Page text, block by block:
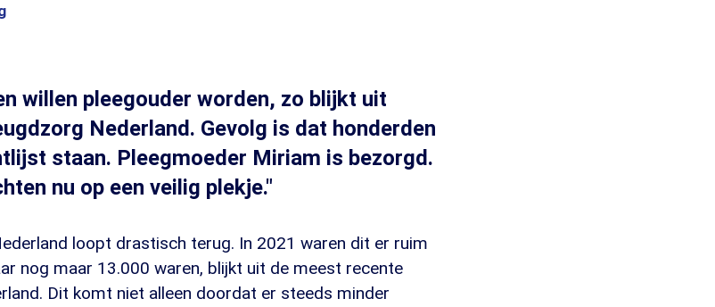
willen pleegouder worden, zo blijkt uit
Nederland. Gevolg is dat honderden
staan. Pleegmoeder Miriam is bezorgd.
nu op een veilig plekje."
loopt drastisch terug. In 2021 waren dit er ruim
nog maar 13.000 waren, blijkt uit de meest recente
Dit komt niet alleen doordat er steeds minder